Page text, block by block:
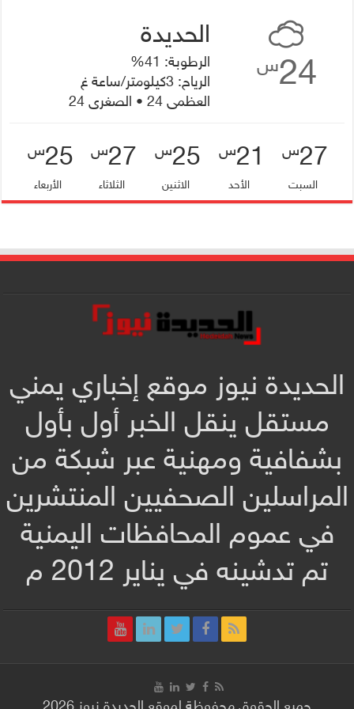
24س
الرطوبة: 41%
الرياح: 3كيلومتر/ساعة غ
العظمى 24 • الصغرى 24
27س
السبت
21س
الأحد
25س
الاثنين
27س
الثلاثاء
25س
الأربعاء
الحديدة نيوز موقع إخباري يمني
مستقل ينقل الخبر أول بأول
بشفافية ومهنية عبر شبكة من
المراسلين الصحفيين المنتشرين
في عموم المحافظات اليمنية
تم تدشينه في يناير 2012 م